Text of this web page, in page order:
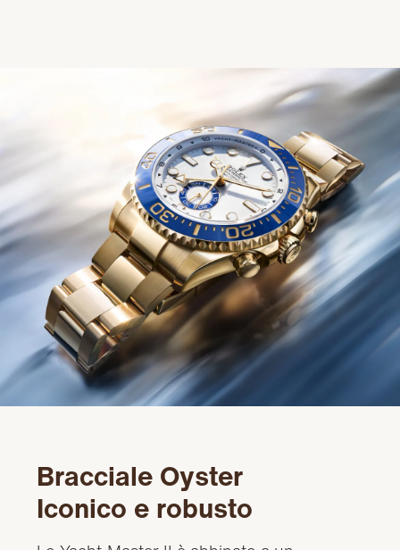
Bracciale Oyster
Iconico e robusto